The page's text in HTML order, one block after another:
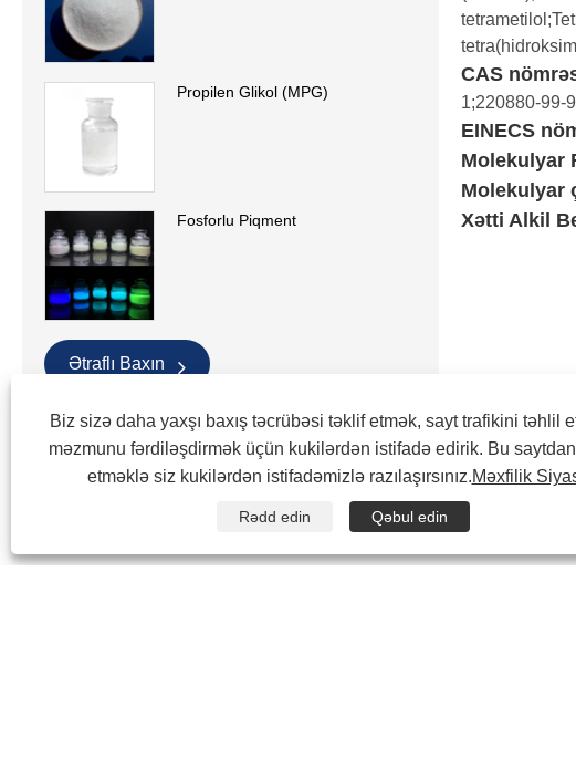
Propilen Glikol (MPG)
Fosforlu Piqment
Ətraflı Baxın
CAS
1;220880-99-
EINECS
Molekulyar
Molekulyar
Xətti Alkil
Biz sizə daha yaxşı baxış təcrübəsi təklif etmək, sayt trafikini təhlil
məzmunu fərdiləşdirmək üçün kukilərdən istifadə edirik. Bu
etməklə siz kukilərdən istifadəmizlə razılaşırsınız.Məxfilik
Rədd edin Qəbul edin